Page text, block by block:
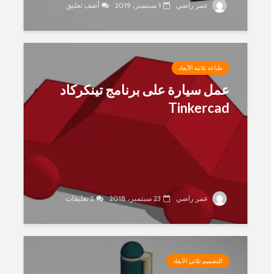
عمر راضي 1 سبتمبر، 2019 أضف تعليق
طباعة ثلاثية الأبعاد
عمل سيارة على برنامج تينكركاد
Tinkercad
عمر راضي 23 سبتمبر، 2018 2 تعليقات
التصميم ثلاثي الأبعاد